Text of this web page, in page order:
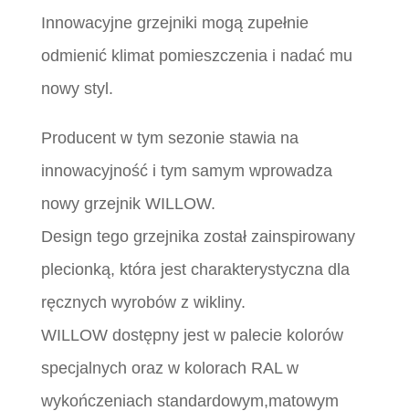
Innowacyjne grzejniki mogą zupełnie
odmienić klimat pomieszczenia i nadać mu
nowy styl.
Producent w tym sezonie stawia na
innowacyjność i tym samym wprowadza
nowy grzejnik WILLOW.
Design tego grzejnika został zainspirowany
plecionką, która jest charakterystyczna dla
ręcznych wyrobów z wikliny.
WILLOW dostępny jest w palecie kolorów
specjalnych oraz w kolorach RAL w
wykończeniach standardowym,matowym